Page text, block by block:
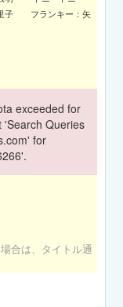
子 フランキー：矢
exceeded for
'Search Queries
for
合は、タイトル通